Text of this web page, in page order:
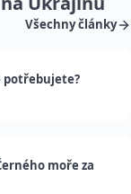
Všechny články
potřebujete?
moře za